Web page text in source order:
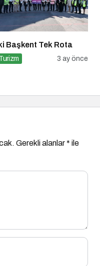
Başkent Tek Rota
3 ay önce
Gerekli alanlar* ile